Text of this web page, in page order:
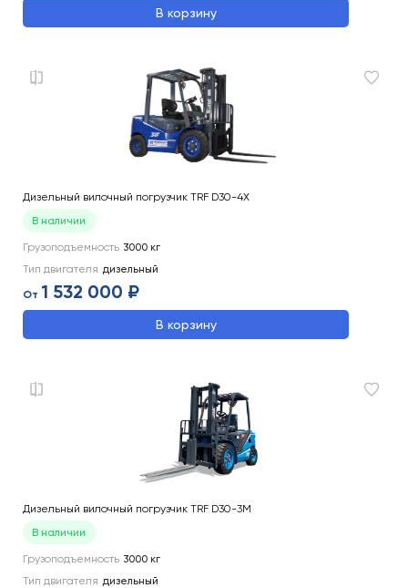
В корзину
Дизельный вилочный погрузчик TRF D30-4X
В наличии
Грузоподъемность 3000 кг
Тип двигателя дизельный
От 1 532 000 ₽
В корзину
Дизельный вилочный погрузчик TRF D30-3M
В наличии
Грузоподъемность 3000 кг
Тип двигателя дизельный